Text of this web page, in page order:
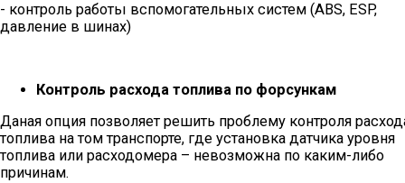
- контроль работы вспомогательных систем (ABS, ESP,
давление в шинах)
Контроль расхода топлива по форсункам
Даная опция позволяет решить проблему контроля
топлива на том транспорте, где установка датчика уровня
топлива или расходомера – невозможна по каким-либо
причинам.